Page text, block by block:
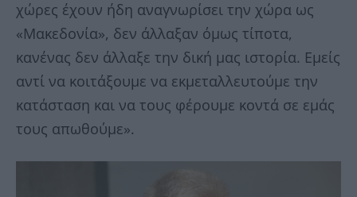
χώρες έχουν ήδη αναγνωρίσει την χώρα ως
«Μακεδονία», δεν άλλαξαν όμως τίποτα,
κανένας δεν άλλαξε την δική μας ιστορία. Εμείς
αντί να κοιτάξουμε να εκμεταλλευτούμε την
κατάσταση και να τους φέρουμε κοντά σε εμάς
τους απωθούμε».